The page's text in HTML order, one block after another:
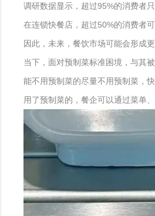
调研数据显示，超过95%的消费者
在连锁快餐店，超过50%的消费者
因此，未来，餐饮市场可能会形成
当下，面对预制菜标准困境，与其
能不用预制菜的尽量不用预制菜，
用了预制菜的，餐企可以通过菜单